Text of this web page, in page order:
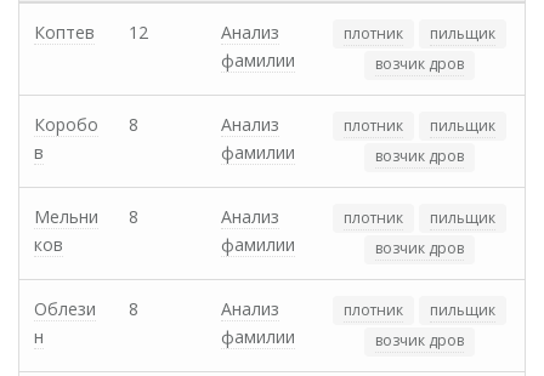
Коптев 12
Анализ
фамилии
плотник
пильщик
возчик дров
Коробо
в
8
Анализ
фамилии
плотник
пильщик
возчик дров
Мельни
ков
8
Анализ
фамилии
плотник
пильщик
возчик дров
Облези
н
8
Анализ
фамилии
плотник
пильщик
возчик дров